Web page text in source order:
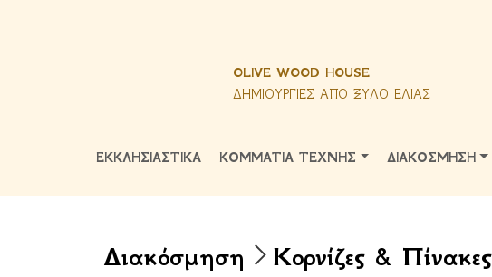
OLIVE WOOD HOUSE
ΔΗΜΙΟΥΡΓΙΕΣ ΑΠΟ ΞΥΛΟ ΕΛΙΑΣ
ΕΚΚΛΗΣΙΑΣΤΙΚΑ ΚΟΜΜΑΤΙΑ ΤΕΧΝΗΣ ΔΙΑΚΟΣΜΗΣΗ
Διακόσμηση Κορνίζες & Πίνακες